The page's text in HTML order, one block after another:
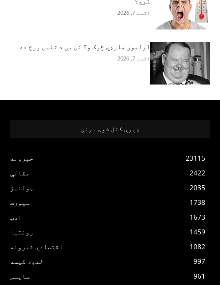
اګست 7, 2026
اولیور هارډي څوک و؟ نن یې د تلین ورځ ده
اګست 7, 2026
ډېرې کتل شوې برخې
خبرونه
23115
مقالې
2422
ټولنیز
2035
سپورت
1738
ادب
1673
روغتیا
1459
اقتصادي خبرونه
1082
لنډه کیسه
997
ساینس
961